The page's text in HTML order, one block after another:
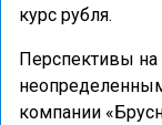
курс рубля.
Перспективы на
компании